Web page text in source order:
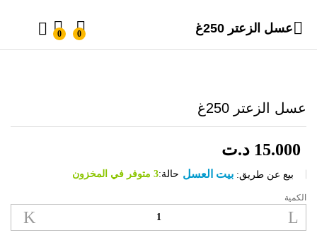
عسل الزعتر 250غ 0
0
عسل الزعتر 250غ
15.000 د.ت
بيع عن طريق: بيت العسل حالة:3 متوفر في المخزون
عسل
الزعتر
250غ
الكمية